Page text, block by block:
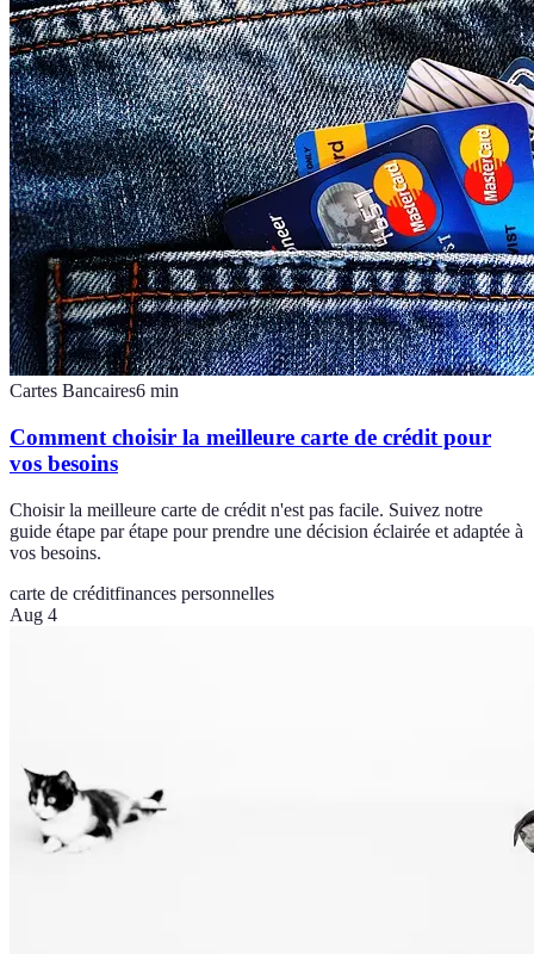
Cartes Bancaires6 min
Comment choisir la meilleure carte de crédit pour
vos besoins
Choisir la meilleure carte de crédit n'est pas facile. Suivez notre
guide étape par étape pour prendre une décision éclairée et adaptée à
vos besoins.
carte de créditfinances personnelles
Aug 4